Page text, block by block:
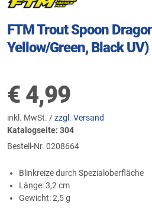
FTM Trout Spoon
Yellow/Green, Black UV)
€ 4,99
inkl. MwSt. /zzgl. Versand
Katalogseite: 304
Bestell-Nr. 0208664
Blinkreize durch Spezialoberfläche
Länge: 3,2 cm
Gewicht: 2,5 g